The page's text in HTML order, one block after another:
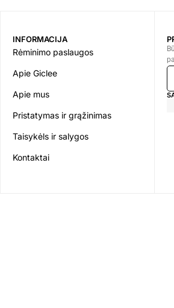
INFORMACIJA
Rėminimo paslaugos
Apie Giclee
Apie mus
Pristatymas ir grąžinimas
Taisykėls ir salygos
Kontaktai